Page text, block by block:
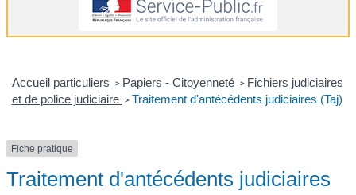
Accueil particuliers > Papiers - Citoyenneté > Fichiers judiciaires
et de police judiciaire > Traitement d'antécédents judiciaires (Taj)
Fiche pratique
Traitement d'antécédents judiciaires